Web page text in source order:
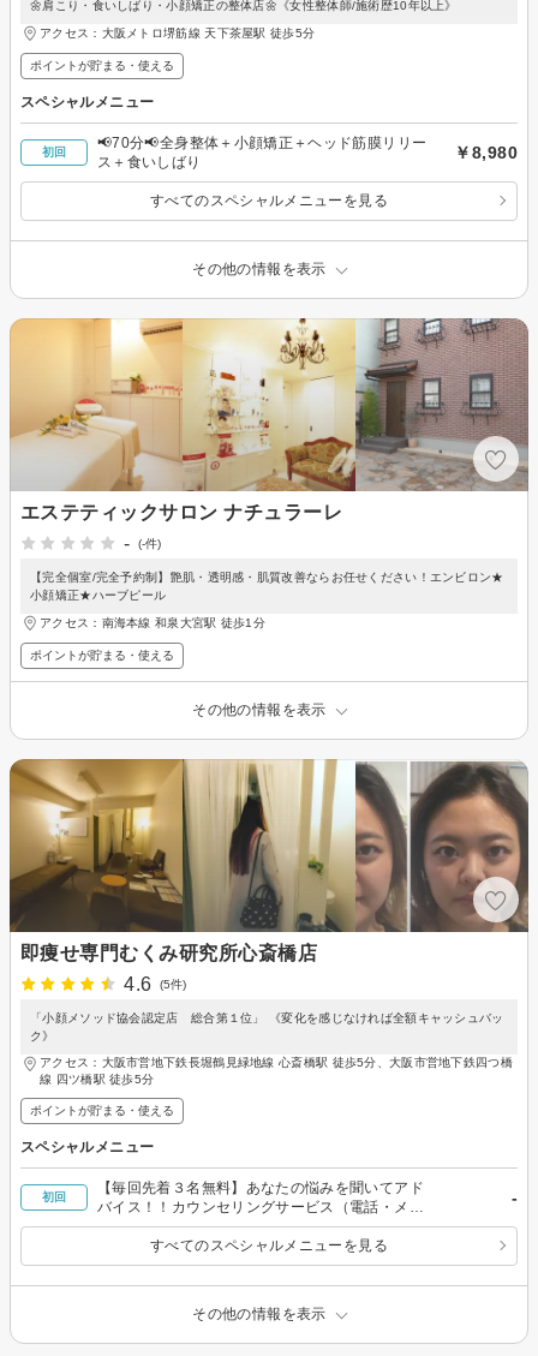
🌼肩こり・食いしばり・小顔矯正の整体店🌼《女性整体師/施術歴10年以上》
アクセス：大阪メトロ堺筋線 天下茶屋駅 徒歩5分
ポイントが貯まる・使える
スペシャルメニュー
初回
📢70分📢全身整体＋小顔矯正＋ヘッド筋膜リリー
ス＋食いしばり
￥8,980
すべてのスペシャルメニューを見る
その他の情報を表示
エステティックサロン ナチュラーレ
-
(-件)
【完全個室/完全予約制】艶肌・透明感・肌質改善ならお任せください！エンビロン★
小顔矯正★ハーブピール
アクセス：南海本線 和泉大宮駅 徒歩1分
ポイントが貯まる・使える
その他の情報を表示
即痩せ専門むくみ研究所心斎橋店
4.6
(5件)
「小顔メソッド協会認定店 総合第１位」 《変化を感じなければ全額キャッシュバッ
ク》
アクセス：大阪市営地下鉄長堀鶴見緑地線 心斎橋駅 徒歩5分、大阪市営地下鉄四つ橋
線 四ツ橋駅 徒歩5分
ポイントが貯まる・使える
スペシャルメニュー
初回
【毎回先着３名無料】あなたの悩みを聞いてアド
バイス！！カウンセリングサービス（電話・メー
ルだけも）
-
すべてのスペシャルメニューを見る
その他の情報を表示